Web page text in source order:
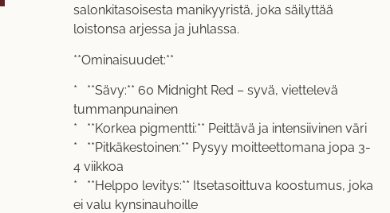
salonkitasoisesta manikyyristä, joka säilyttää
loistonsa arjessa ja juhlassa.
**Ominaisuudet:**
* **Sävy:** 60 Midnight Red – syvä, viettelevä
tummanpunainen
* **Korkea pigmentti:** Peittävä ja intensiivinen väri
* **Pitkäkestoinen:** Pysyy moitteettomana jopa 3-
4 viikkoa
* **Helppo levitys:** Itsetasoittuva koostumus, joka
ei valu kynsinauhoille